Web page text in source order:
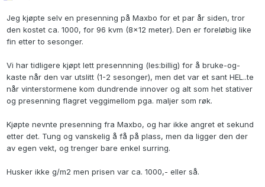
Jeg kjøpte selv en presenning på Maxbo for et par år siden, tror
den kostet ca. 1000, for 96 kvm (8x12 meter). Den er foreløbig like
fin etter to sesonger.
Vi har tidligere kjøpt lett presennning (les:billig) for å bruke-og-
kaste når den var utslitt (1-2 sesonger), men det var et sant HEL..te
når vinterstormene kom dundrende innover og alt som het stativer
og presenning flagret veggimellom pga. maljer som røk.
Kjøpte nevnte presenning fra Maxbo, og har ikke angret et sekund
etter det. Tung og vanskelig å få på plass, men da ligger den der
av egen vekt, og trenger bare enkel surring.
Husker ikke g/m2 men prisen var ca. 1000,- eller så.